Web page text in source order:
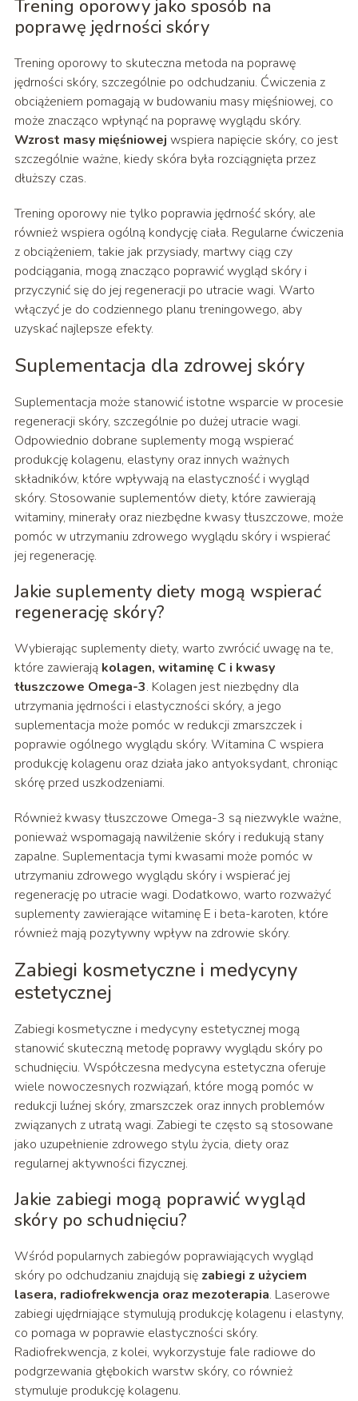
Trening oporowy jako sposób na
poprawę jędrności skóry
Trening oporowy to skuteczna metoda na poprawę
jędrności skóry, szczególnie po odchudzaniu. Ćwiczenia z
obciążeniem pomagają w budowaniu masy mięśniowej, co
może znacząco wpłynąć na poprawę wyglądu skóry.
Wzrost masy mięśniowej wspiera napięcie skóry, co jest
szczególnie ważne, kiedy skóra była rozciągnięta przez
dłuższy czas.
Trening oporowy nie tylko poprawia jędrność skóry, ale
również wspiera ogólną kondycję ciała. Regularne ćwiczenia
z obciążeniem, takie jak przysiady, martwy ciąg czy
podciągania, mogą znacząco poprawić wygląd skóry i
przyczynić się do jej regeneracji po utracie wagi. Warto
włączyć je do codziennego planu treningowego, aby
uzyskać najlepsze efekty.
Suplementacja dla zdrowej skóry
Suplementacja może stanowić istotne wsparcie w procesie
regeneracji skóry, szczególnie po dużej utracie wagi.
Odpowiednio dobrane suplementy mogą wspierać
produkcję kolagenu, elastyny oraz innych ważnych
składników, które wpływają na elastyczność i wygląd
skóry. Stosowanie suplementów diety, które zawierają
witaminy, minerały oraz niezbędne kwasy tłuszczowe, może
pomóc w utrzymaniu zdrowego wyglądu skóry i wspierać
jej regenerację.
Jakie suplementy diety mogą wspierać
regenerację skóry?
Wybierając suplementy diety, warto zwrócić uwagę na te,
które zawierają kolagen, witaminę C i kwasy
tłuszczowe Omega-3. Kolagen jest niezbędny dla
utrzymania jędrności i elastyczności skóry, a jego
suplementacja może pomóc w redukcji zmarszczek i
poprawie ogólnego wyglądu skóry. Witamina C wspiera
produkcję kolagenu oraz działa jako antyoksydant, chroniąc
skórę przed uszkodzeniami.
Również kwasy tłuszczowe Omega-3 są niezwykle ważne,
ponieważ wspomagają nawilżenie skóry i redukują stany
zapalne. Suplementacja tymi kwasami może pomóc w
utrzymaniu zdrowego wyglądu skóry i wspierać jej
regenerację po utracie wagi. Dodatkowo, warto rozważyć
suplementy zawierające witaminę E i beta-karoten, które
również mają pozytywny wpływ na zdrowie skóry.
Zabiegi kosmetyczne i medycyny
estetycznej
Zabiegi kosmetyczne i medycyny estetycznej mogą
stanowić skuteczną metodę poprawy wyglądu skóry po
schudnięciu. Współczesna medycyna estetyczna oferuje
wiele nowoczesnych rozwiązań, które mogą pomóc w
redukcji luźnej skóry, zmarszczek oraz innych problemów
związanych z utratą wagi. Zabiegi te często są stosowane
jako uzupełnienie zdrowego stylu życia, diety oraz
regularnej aktywności fizycznej.
Jakie zabiegi mogą poprawić wygląd
skóry po schudnięciu?
Wśród popularnych zabiegów poprawiających wygląd
skóry po odchudzaniu znajdują się zabiegi z użyciem
lasera, radiofrekwencja oraz mezoterapia. Laserowe
zabiegi ujędrniające stymulują produkcję kolagenu i elastyny,
co pomaga w poprawie elastyczności skóry.
Radiofrekwencja, z kolei, wykorzystuje fale radiowe do
podgrzewania głębokich warstw skóry, co również
stymuluje produkcję kolagenu.